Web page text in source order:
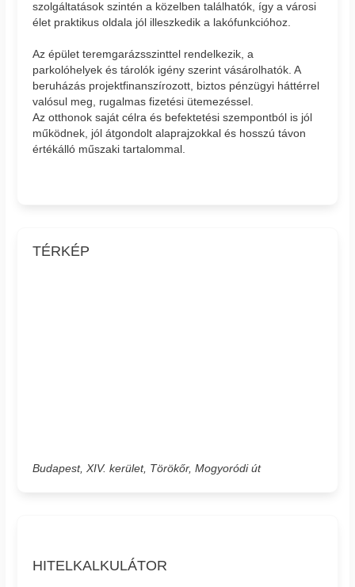
szolgáltatások szintén a közelben találhatók, így a városi
élet praktikus oldala jól illeszkedik a lakófunkcióhoz.
Az épület teremgarázsszinttel rendelkezik, a
parkolóhelyek és tárolók igény szerint vásárolhatók. A
beruházás projektfinanszírozott, biztos pénzügyi háttérrel
valósul meg, rugalmas fizetési ütemezéssel.
Az otthonok saját célra és befektetési szempontból is jól
működnek, jól átgondolt alaprajzokkal és hosszú távon
értékálló műszaki tartalommal.
TÉRKÉP
Budapest, XIV. kerület, Törökőr, Mogyoródi út
HITELKALKULÁTOR